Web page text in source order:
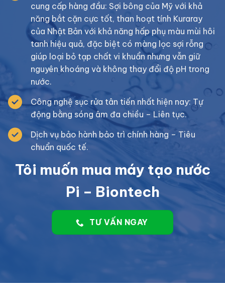
cung cấp hàng đầu: Sợi bông của Mỹ với khả
năng bắt cặn cực tốt, than hoạt tính Kuraray
của Nhật Bản với khả năng hấp phụ màu mùi hôi
tanh hiệu quả, đặc biệt có màng lọc sợi rỗng
giúp loại bỏ tạp chất vi khuẩn nhưng vẫn giữ
nguyên khoáng và không thay đổi độ pH trong
nước.
Công nghệ sục rửa tân tiến nhất hiện nay: Tự
động bằng sóng âm đa chiều – Liên tục.
Dịch vụ bảo hành bảo trì chính hàng – Tiêu
chuẩn quốc tế.
Tôi muốn mua máy tạo nước
Pi – Biontech
TƯ VẤN NGAY